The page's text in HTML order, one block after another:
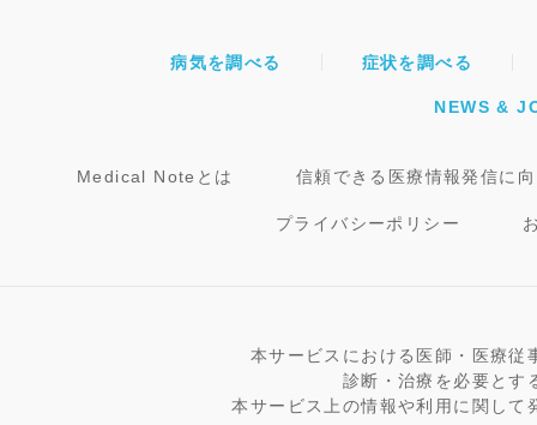
病気を調べる 症状を調べる
NEWS &
Medical Noteとは 信頼できる医療情報発信に
プライバシーポリシー
本サービスにおける医師・医療従
診断・治療を必要とす
本サービス上の情報や利用に関し